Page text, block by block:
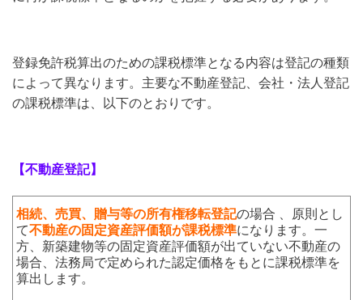
登録免許税算出のための課税標準となる内容は登記の種類
によって異なります。主要な不動産登記、会社・法人登記
の課税標準は、以下のとおりです。
【不動産登記】
相続、売買、贈与等の所有権移転登記の場合 、原則とし
て不動産の固定資産評価額が課税標準になります。一
方、新築建物等の固定資産評価額が出ていない不動産の
場合、法務局で定められた認定価格をもとに課税標準を
算出します。